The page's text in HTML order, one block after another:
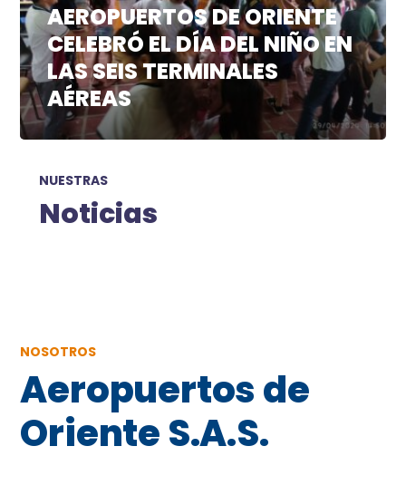
AEROPUERTOS DE ORIENTE
CELEBRÓ EL DÍA DEL NIÑO EN
LAS SEIS TERMINALES
AÉREAS
NUESTRAS
Noticias
NOSOTROS
Aeropuertos de
Oriente S.A.S.